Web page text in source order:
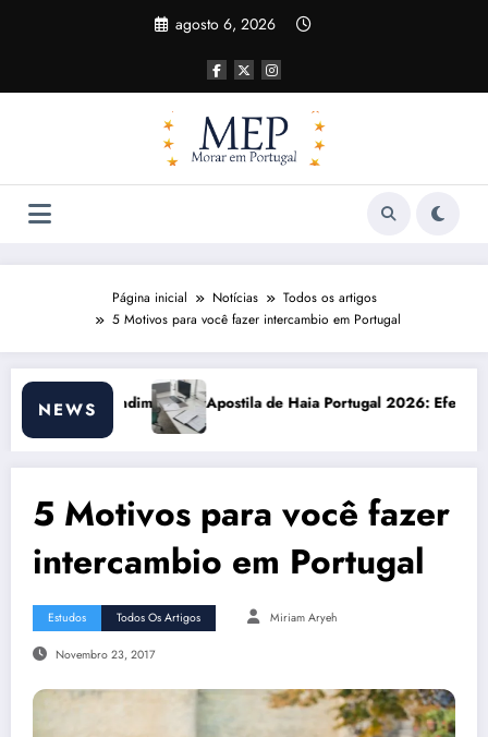
agosto 6, 2026
Página inicial Notícias
Todos os artigos
5 Motivos para você fazer intercambio em Portugal
NEWS
Haia Portugal 2026: Efeitos Surpreendentes e Oportunidades
Custo de
5 Motivos para você fazer
intercambio em Portugal
Estudos Todos Os Artigos Miriam Aryeh
Novembro 23, 2017